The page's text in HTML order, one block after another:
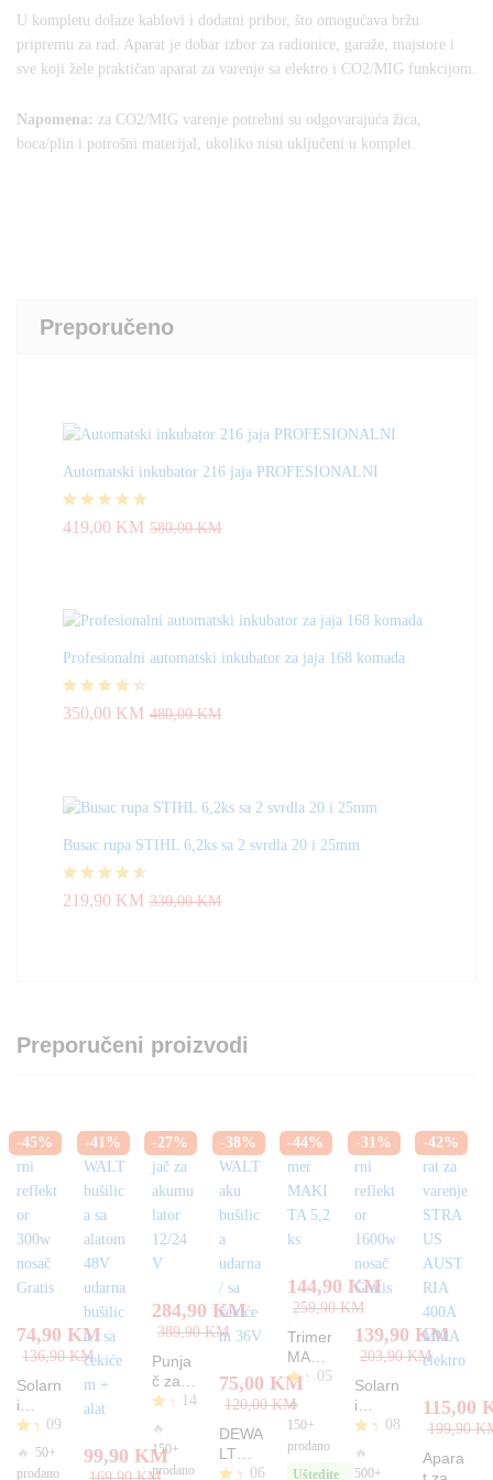
U kompletu dolaze kablovi i dodatni pribor, što omogućava bržu
pripremu za rad. Aparat je dobar izbor za radionice, garaže, majstore i
sve koji žele praktičan aparat za varenje sa elektro i CO2/MIG funkcijom.
Napomena: za CO2/MIG varenje potrebni su odgovarajuća žica,
boca/plin i potrošni materijal, ukoliko nisu uključeni u komplet.
Preporučeno
Automatski inkubator 216 jaja PROFESIONALNI
Ocjenjeno
419,00 KM 580,00KM
Profesionalni automatski inkubator za jaja 168 komada
Ocjenjeno
350,00 KM 480,00KM
Busac rupa STIHL 6,2ks sa 2 svrdla 20 i 25mm
Ocjenjeno
219,90 KM 330,00KM
Preporučeni proizvodi
-45%
74,90 KM
136,90KM
Solarn
i
reflekt
300w
Oc
jen
09
🔥
50+
prodano
-41%
99,90KM
-27%
284,90 KM
389,90KM
Punja
č za
akum
12/24
V
O
cj
en
14
🔥
150+
prodano
-38%
75,00KM
120,00KM
DEWA
LT
aku
06
-44%
144,90 KM
259,90KM
Trimer
MAKI
TA 5,2
ks
Oc
jen
o
4.
05
🔥
150+
prodano
Uštedite
-31%
139,90KM
203,90KM
Solarn
i
reflekt
1600
O
cje
08
🔥
500+
-42%
115,00
199,90
Apara